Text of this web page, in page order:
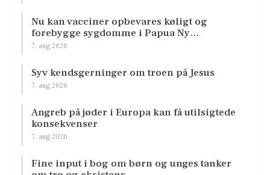
Nu kan vacciner opbevares køligt og
forebygge sygdomme i Papua Ny…
7. aug 2026
Syv kendsgerninger om troen på Jesus
7. aug 2026
Angreb på jøder i Europa kan få utilsigtede
konsekvenser
7. aug 2026
Fine input i bog om børn og unges tanker